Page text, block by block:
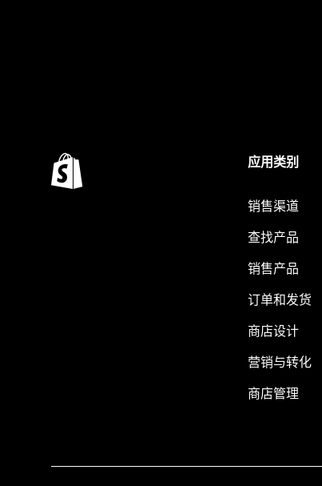
应用类别
销售渠道
查找产品
销售产品
订单和发货
商店设计
营销与转化
商店管理